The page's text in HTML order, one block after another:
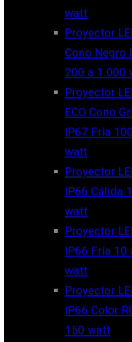
watt
Proyector
Cono Negro
200 a 1.000
Proyector
ECO Cono
IP67 Fría
watt
Proyector
IP66 Cálida
watt
Proyector
IP66 Fría 10
watt
Proyector
IP66 Color
150 watt